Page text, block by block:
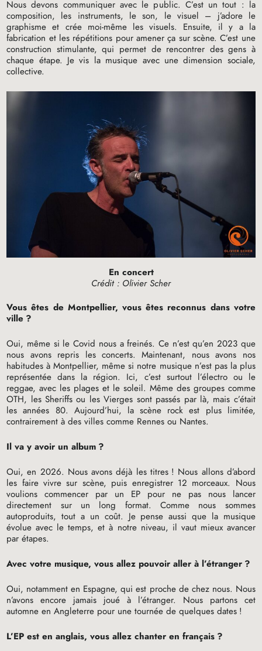
Nous devons communiquer avec le public. C’est un tout : la
composition, les instruments, le son, le visuel – j’adore le
graphisme et crée moi-même les visuels. Ensuite, il y a la
fabrication et les répétitions pour amener ça sur scène. C’est une
construction stimulante, qui permet de rencontrer des gens à
chaque étape. Je vis la musique avec une dimension sociale,
collective.
En concert
Crédit : Olivier Scher
Vous êtes de Montpellier, vous êtes reconnus dans votre
ville ?
Oui, même si le Covid nous a freinés. Ce n’est qu’en 2023 que
nous avons repris les concerts. Maintenant, nous avons nos
habitudes à Montpellier, même si notre musique n’est pas la plus
représentée dans la région. Ici, c’est surtout l’électro ou le
reggae, avec les plages et le soleil. Même des groupes comme
OTH, les Sheriffs ou les Vierges sont passés par là, mais c’était
les années 80. Aujourd’hui, la scène rock est plus limitée,
contrairement à des villes comme Rennes ou Nantes.
Il va y avoir un album ?
Oui, en 2026. Nous avons déjà les titres ! Nous allons d’abord
les faire vivre sur scène, puis enregistrer 12 morceaux. Nous
voulions commencer par un EP pour ne pas nous lancer
directement sur un long format. Comme nous sommes
autoproduits, tout a un coût. Je pense aussi que la musique
évolue avec le temps, et à notre niveau, il vaut mieux avancer
par étapes.
Avec votre musique, vous allez pouvoir aller à l’étranger ?
Oui, notamment en Espagne, qui est proche de chez nous. Nous
n’avons encore jamais joué à l’étranger. Nous partons cet
automne en Angleterre pour une tournée de quelques dates !
L’EP est en anglais, vous allez chanter en français ?